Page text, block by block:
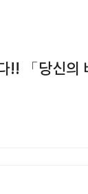
!! 「당신의